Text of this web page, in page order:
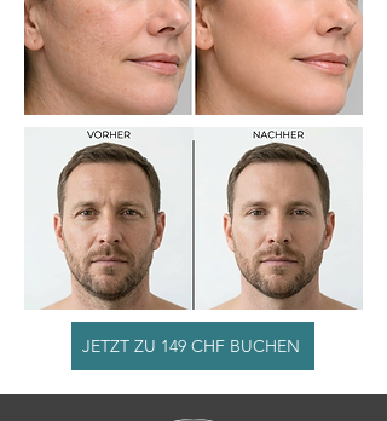
JETZT ZU 149 CHF BUCHEN